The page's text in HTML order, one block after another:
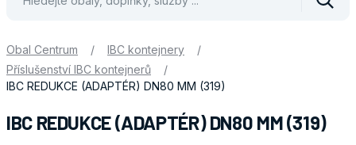
Obal Centrum / IBC kontejnery
/
Příslušenství IBC kontejnerů
/
IBC REDUKCE (ADAPTÉR) DN80 MM (319)
IBC REDUKCE (ADAPTÉR) DN80 MM (319)